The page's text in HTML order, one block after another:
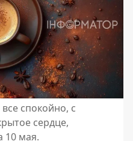
спокойно, с
сердце,
10 мая.